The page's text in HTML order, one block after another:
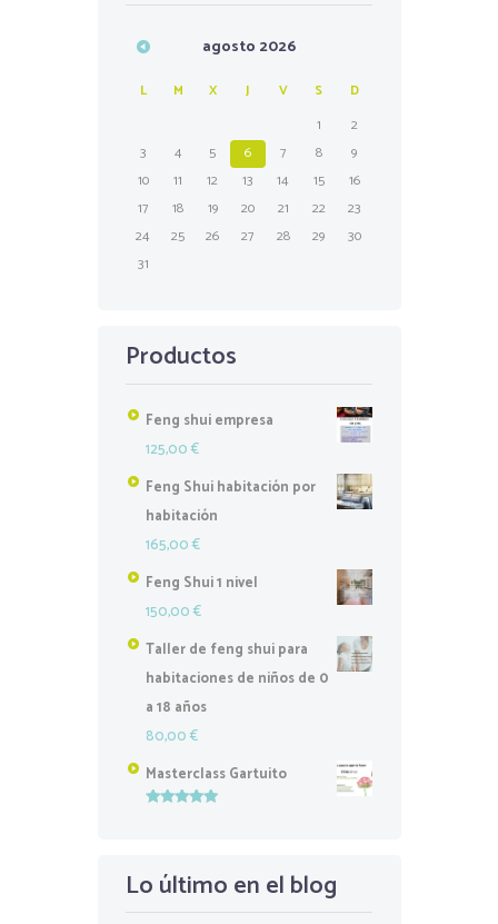
agosto 2026
L M X J V S D
1
2
3
4 5 6 7 8
9
10
11 12 13 14 15
16
17
18 19 20 21 22
23
24
25 26 27 28 29
30
31
Productos
Feng shui empresa
125,00€
Feng Shui habitación por
habitación
165,00€
Feng Shui 1 nivel
150,00€
Taller de feng shui para
habitaciones de niños de 0
a 18 años
80,00€
Masterclass Gartuito
Lo último en el blog